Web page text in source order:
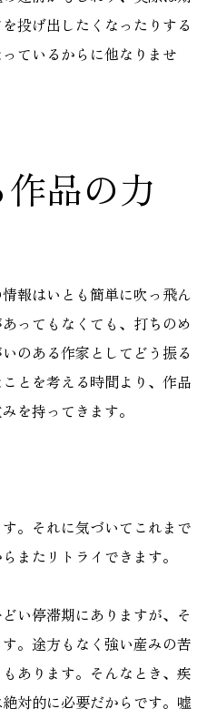
投げ出したくなったりする
ているからに他なりませ
品の力
報はいとも簡単に吹っ飛ん
ってもなくても、打ちのめ
のある作家としてどう振る
とを考える時間より、作品
を持ってきます。
。それに気づいてこれまで
またリトライできます。
い停滞期にありますが、そ
。途方もなく強い産みの苦
あります。そんなとき、疾
対的に必要だからです。嘘